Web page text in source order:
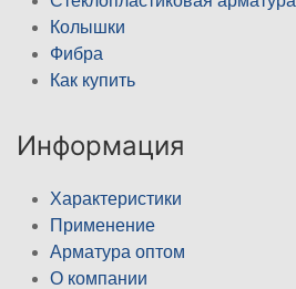
Колышки
Фибра
Как купить
Информация
Характеристики
Применение
Арматура оптом
О компании